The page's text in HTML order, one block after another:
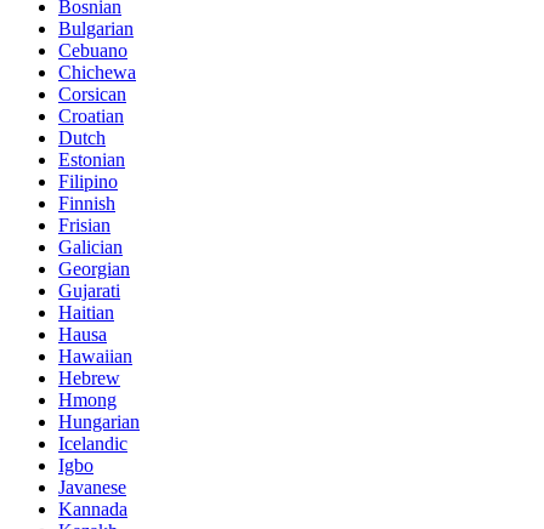
Bosnian
Bulgarian
Cebuano
Chichewa
Corsican
Croatian
Dutch
Estonian
Filipino
Finnish
Frisian
Galician
Georgian
Gujarati
Haitian
Hausa
Hawaiian
Hebrew
Hmong
Hungarian
Icelandic
Igbo
Javanese
Kannada